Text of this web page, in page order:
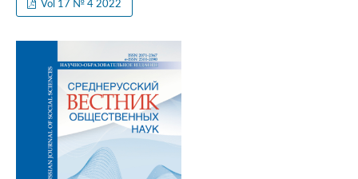
Vol 17 № 4 2022